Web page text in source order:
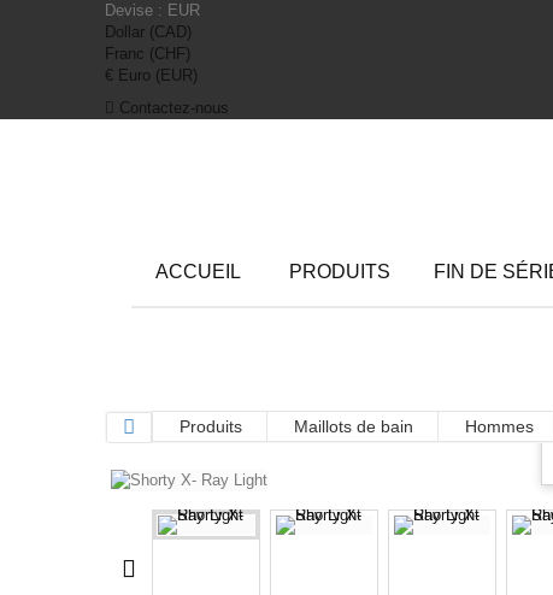
Devise : EUR
Dollar (CAD)
Franc (CHF)
€ Euro (EUR)
Contactez-nous
ACCUEIL PRODUITS FIN DE
Produits Maillots de bain Hommes